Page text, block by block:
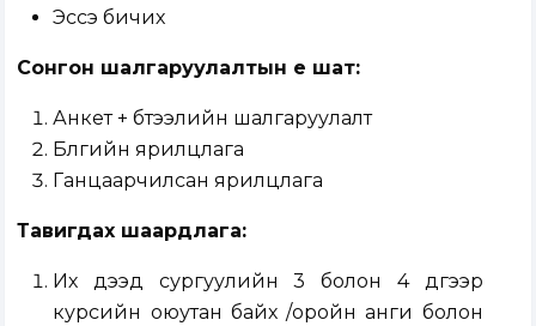
Эссэ бичих
Сонгон шалгаруулалтын үе шат:
Анкет + бүтээлийн шалгаруулалт
Бүлгийн ярилцлага
Ганцаарчилсан ярилцлага
Тавигдах шаардлага:
Их дээд сургуулийн 3 болон 4 дүгээр
курсийн оюутан байх /оройн анги болон